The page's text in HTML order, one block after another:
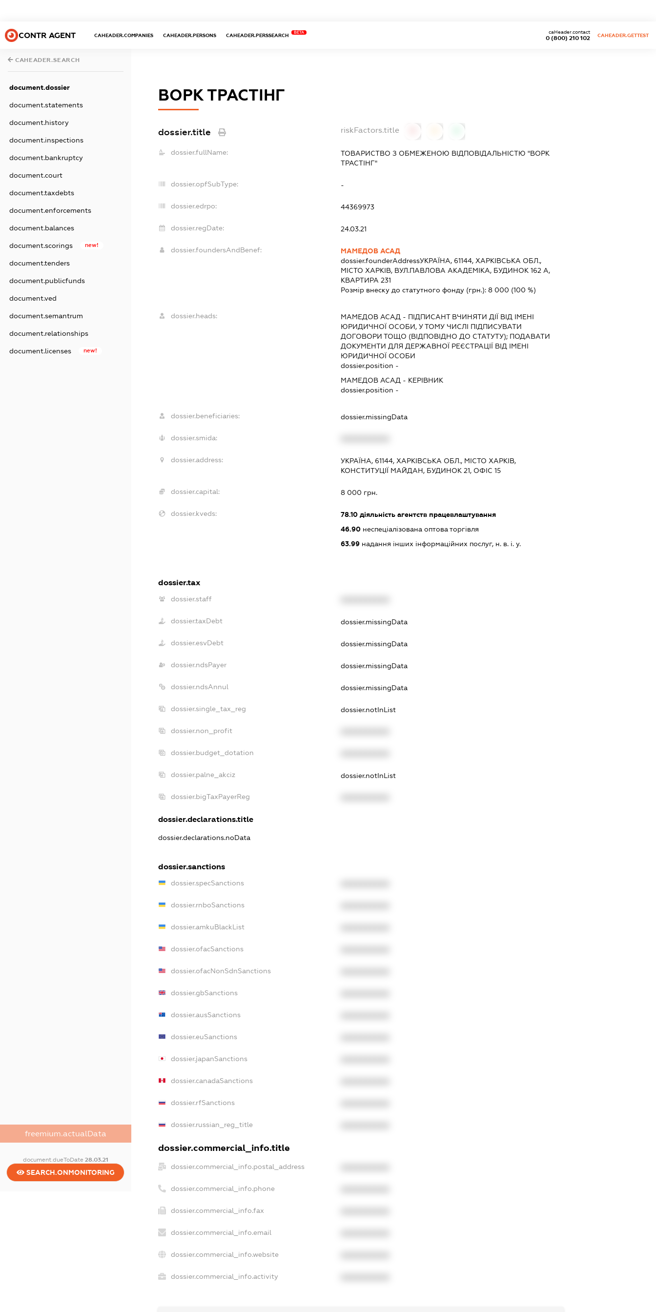
CONTR AGENT CAHEADER.COMPANIES CAHEADER.PERSONS CAHEADER.PERSSEARCH
BETA
0 (800) 210 102
caHeader.contact
CAHEADER.GETTEST
CAHEADER.SEARCH
document.dossier
document.statements
document.history
document.inspections
document.bankruptcy
document.court
document.taxdebts
document.enforcements
document.balances
document.scorings new!
document.tenders
document.publicfunds
document.ved
document.semantrum
document.relationships
document.licenses new!
freemium.actualData
document.dueToDate 28.03.21
SEARCH.ONMONITORING
ВОРК ТРАСТІНГ
dossier.title riskFactors.title
dossier.fullName:
ТОВАРИСТВО З ОБМЕЖЕНОЮ ВІДПОВІДАЛЬНІСТЮ "ВОРК
ТРАСТІНГ"
dossier.opfSubType: -
dossier.edrpo: 44369973
dossier.regDate: 24.03.21
dossier.foundersAndBenef:
МАМЕДОВ АСАД
dossier.founderAddressУКРАЇНА, 61144, ХАРКІВСЬКА ОБЛ.,
МІСТО ХАРКІВ, ВУЛ.ПАВЛОВА АКАДЕМІКА, БУДИНОК 162 А,
КВАРТИРА 231
Розмір внеску до статутного фонду (грн.): 8 000 (100 %)
dossier.heads: МАМЕДОВ АСАД - ПІДПИСАНТВЧИНЯТИ ДІЇ ВІД ІМЕНІ
ЮРИДИЧНОЇ ОСОБИ, У ТОМУ ЧИСЛІ ПІДПИСУВАТИ
ДОГОВОРИ ТОЩО (ВІДПОВІДНО ДО СТАТУТУ); ПОДАВАТИ
ДОКУМЕНТИ ДЛЯ ДЕРЖАВНОЇ РЕЄСТРАЦІЇ ВІД ІМЕНІ
ЮРИДИЧНОЇ ОСОБИ
dossier.position -
МАМЕДОВ АСАД - КЕРІВНИК
dossier.position -
dossier.beneficiaries: dossier.missingData
dossier.smida:
dossier.address:
УКРАЇНА, 61144, ХАРКІВСЬКА ОБЛ., МІСТО ХАРКІВ,
КОНСТИТУЦІЇ МАЙДАН, БУДИНОК 21, ОФІС 15
dossier.capital: 8 000 грн.
dossier.kveds: 78.10діяльність агентств працевлаштування
46.90неспеціалізована оптова торгівля
63.99надання інших інформаційних послуг, н. в. і. у.
dossier.tax
dossier.staff
dossier.taxDebt dossier.missingData
dossier.esvDebt dossier.missingData
dossier.ndsPayer dossier.missingData
dossier.ndsAnnul dossier.missingData
dossier.single_tax_reg dossier.notInList
dossier.non_profit
dossier.budget_dotation
dossier.palne_akciz dossier.notInList
dossier.bigTaxPayerReg
dossier.declarations.title
dossier.declarations.noData
dossier.sanctions
dossier.specSanctions
dossier.rnboSanctions
dossier.amkuBlackList
dossier.ofacSanctions
dossier.ofacNonSdnSanctions
dossier.gbSanctions
dossier.ausSanctions
dossier.euSanctions
dossier.japanSanctions
dossier.canadaSanctions
dossier.rfSanctions
dossier.russian_reg_title
dossier.commercial_info.title
dossier.commercial_info.postal_address
dossier.commercial_info.phone
dossier.commercial_info.fax
dossier.commercial_info.email
dossier.commercial_info.website
dossier.commercial_info.activity